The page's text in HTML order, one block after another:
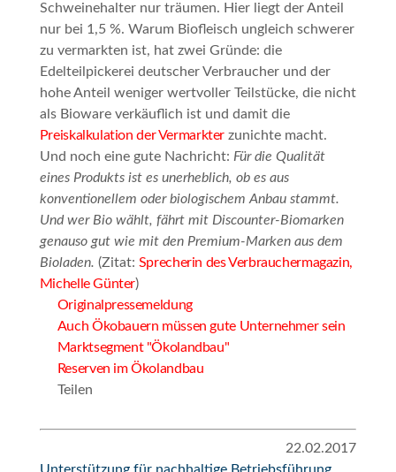
Schweinehalter nur träumen. Hier liegt der Anteil
nur bei 1,5 %. Warum Biofleisch ungleich schwerer
zu vermarkten ist, hat zwei Gründe: die
Edelteilpickerei deutscher Verbraucher und der
hohe Anteil weniger wertvoller Teilstücke, die nicht
als Bioware verkäuflich ist und damit die
Preiskalkulation der Vermarkter zunichte macht.
Und noch eine gute Nachricht: Für die Qualität
eines Produkts ist es unerheblich, ob es aus
konventionellem oder biologischem Anbau stammt.
Und wer Bio wählt, fährt mit Discounter-Biomarken
genauso gut wie mit den Premium-Marken aus dem
Bioladen. (Zitat: Sprecherin des Verbrauchermagazin,
Michelle Günter)
Originalpressemeldung
Auch Ökobauern müssen gute Unternehmer sein
Marktsegment "Ökolandbau"
Reserven im Ökolandbau
Teilen
22.02.2017